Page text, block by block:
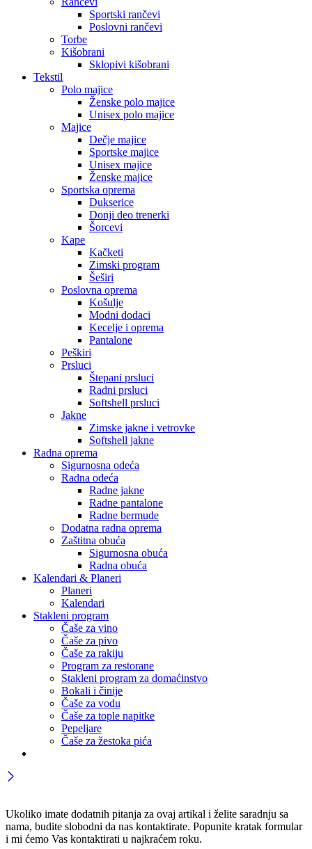
Sportski rančevi
Poslovni rančevi
Torbe
Kišobrani
Sklopivi kišobrani
Tekstil
Polo majice
Ženske polo majice
Unisex polo majice
Majice
Dečje majice
Sportske majice
Unisex majice
Ženske majice
Sportska oprema
Dukserice
Donji deo trenerki
Šorcevi
Kape
Kačketi
Zimski program
Šeširi
Poslovna oprema
Košulje
Modni dodaci
Kecelje i oprema
Pantalone
Peškiri
Prsluci
Štepani prsluci
Radni prsluci
Softshell prsluci
Jakne
Zimske jakne i vetrovke
Softshell jakne
Radna oprema
Sigurnosna odeća
Radna odeća
Radne jakne
Radne pantalone
Radne bermude
Dodatna radna oprema
Zaštitna obuća
Sigurnosna obuća
Radna obuća
Kalendari & Planeri
Planeri
Kalendari
Stakleni program
Čaše za vino
Čaše za pivo
Čaše za rakiju
Program za restorane
Stakleni program za domaćinstvo
Bokali i činije
Čaše za vodu
Čaše za tople napitke
Pepeljare
Čaše za žestoka pića
Ukoliko imate dodatnih pitanja za ovaj artikal i želite saradnju sa
nama, budite slobodni da nas kontaktirate. Popunite kratak formular
i mi ćemo Vas kontaktirati u najkraćem roku.